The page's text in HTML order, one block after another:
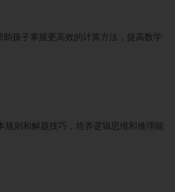
孩子掌握更高效的计算方法，提高数学
则和解题技巧，培养逻辑思维和推理能